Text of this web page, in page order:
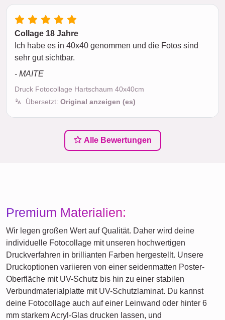
Collage 18 Jahre
Ich habe es in 40x40 genommen und die Fotos sind
sehr gut sichtbar.
- MAITE
Druck Fotocollage Hartschaum 40x40cm
Übersetzt: Original anzeigen (es)
Alle Bewertungen
Premium Materialien:
Wir legen großen Wert auf Qualität. Daher wird deine
individuelle Fotocollage mit unseren hochwertigen
Druckverfahren in brillianten Farben hergestellt. Unsere
Druckoptionen variieren von einer seidenmatten Poster-
Oberfläche mit UV-Schutz bis hin zu einer stabilen
Verbundmaterialplatte mit UV-Schutzlaminat. Du kannst
deine Fotocollage auch auf einer Leinwand oder hinter 6
mm starkem Acryl-Glas drucken lassen, und